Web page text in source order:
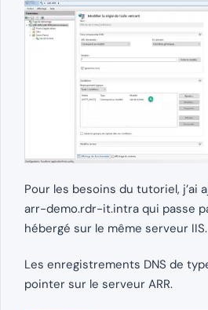
Pour les besoins du tutoriel, j’ai
arr-demo.rdr-it.intra qui passe
hébergé sur le même serveur IIS.
Les enregistrements DNS de
pointer sur le serveur ARR.